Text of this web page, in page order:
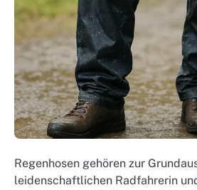
Regenhosen gehören zur
leidenschaftlichen Radfahrerin